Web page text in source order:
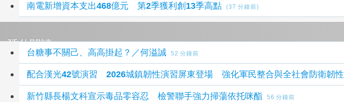
南電新增資本支出468億元 第2季獲利創13季高點 (37 分鐘前)
延伸閱讀
台糖事不關己、高高掛起？／何溢誠 52 分鐘前
配合漢光42號演習 2026城鎮韌性演習屏東登場 強化軍民整合與全社會防衛韌性
新竹縣長楊文科宣示毒品零容忍 檢警聯手強力掃蕩依托咪酯 56 分鐘前